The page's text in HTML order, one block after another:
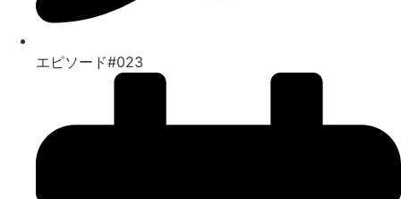
エピソード#023